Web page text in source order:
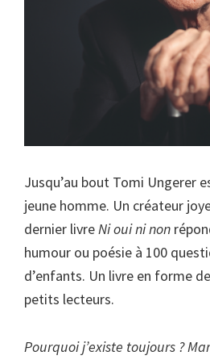
Jusqu’au bout Tomi Ungerer
jeune homme. Un créateur
dernier livreNi oui ni non
humour ou poésie à 100
d’enfants. Un livre en forme
petits lecteurs.
Pourquoi j’existe toujours ?